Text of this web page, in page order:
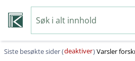
Siste besøkte sider (deaktiver)Varsler